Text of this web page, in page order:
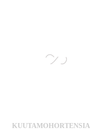
KUUTAMOHORTENSIA